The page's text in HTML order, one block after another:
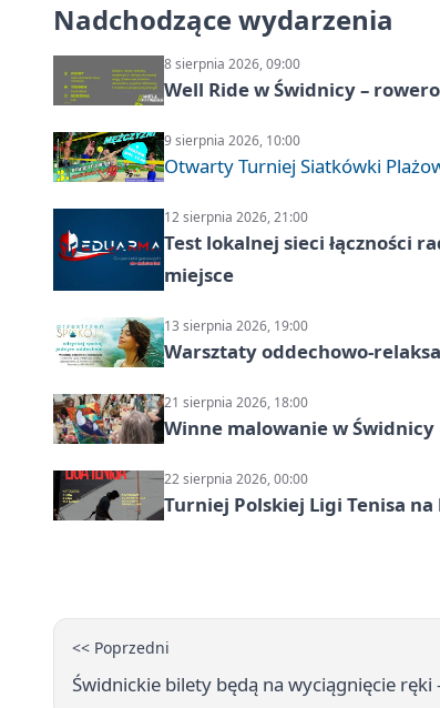
Nadchodzące wydarzenia
8 sierpnia 2026, 09:00
Well Ride w Świdnicy –
9 sierpnia 2026, 10:00
Otwarty Turniej Siatkówki
12 sierpnia 2026, 21:00
Test lokalnej sieci łączności
miejsce
13 sierpnia 2026, 19:00
Warsztaty oddechowo-
21 sierpnia 2026, 18:00
Winne malowanie w Świdnicy
22 sierpnia 2026, 00:00
Turniej Polskiej Ligi Tenisa
<< Poprzedni
Świdnickie bilety będą na wyciągnięcie